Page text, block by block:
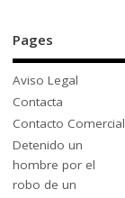
Pages
Aviso Legal
Contacta
Contacto Comercial
Detenido un
hombre por el
robo de un